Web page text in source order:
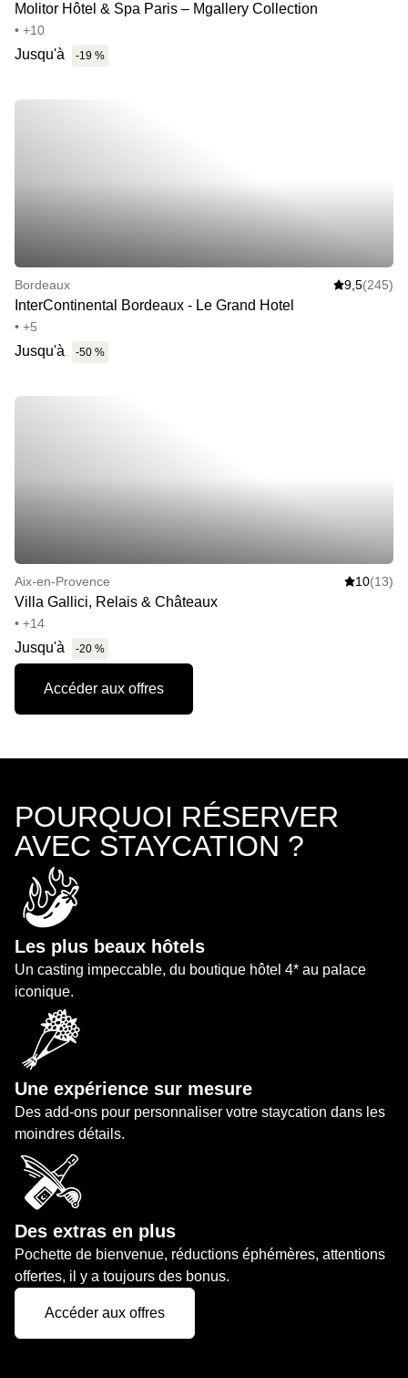
Molitor Hôtel & Spa Paris – Mgallery Collection
• +10
Jusqu'à -19 %
Bordeaux 9,5(245)
InterContinental Bordeaux - Le Grand Hotel
• +5
Jusqu'à -50 %
Aix-en-Provence 10(13)
Villa Gallici, Relais & Châteaux
• +14
Jusqu'à -20 %
Accéder aux offres
POURQUOI RÉSERVER
AVEC STAYCATION ?
Les plus beaux hôtels
Un casting impeccable, du boutique hôtel 4* au palace
iconique.
Une expérience sur mesure
Des add-ons pour personnaliser votre staycation dans les
moindres détails.
Des extras en plus
Pochette de bienvenue, réductions éphémères, attentions
offertes, il y a toujours des bonus.
Accéder aux offres